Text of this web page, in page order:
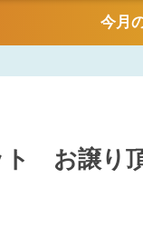
今月
ト お譲り